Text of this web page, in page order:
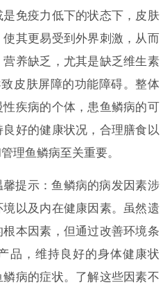
免疫力低下的状态下，皮肤
其更易受到外界刺激，从而
养缺乏，尤其是缺乏维生素
皮肤屏障的功能障碍。整体
疾病的个体，患鱼鳞病的可
好的健康状况，合理膳食以
理鱼鳞病至关重要。
提示：鱼鳞病的病发因素涉
以及内在健康因素。虽然遗
本因素，但通过改善环境条
品，维持良好的身体健康状
病的症状。了解这些因素不